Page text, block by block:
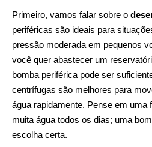
Primeiro, vamos falar sobre o
periféricas são ideais para
pressão moderada em pequenos
você quer abastecer um
bomba periférica pode ser
centrífugas são melhores para
água rapidamente. Pense em uma
muita água todos os dias; uma
escolha certa.